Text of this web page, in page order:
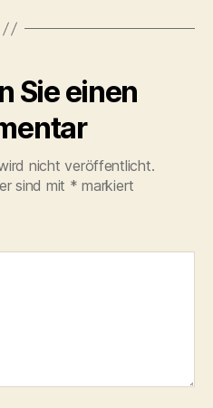
Sie einen
nicht veröffentlicht.
sind mit * markiert